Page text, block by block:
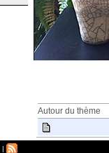
Autour du thème
|